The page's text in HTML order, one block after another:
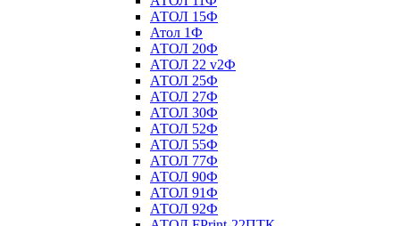
АТОЛ 15Ф
Атол 1Ф
АТОЛ 20Ф
АТОЛ 22 v2Ф
АТОЛ 25Ф
АТОЛ 27Ф
АТОЛ 30Ф
АТОЛ 52Ф
АТОЛ 55Ф
АТОЛ 77Ф
АТОЛ 90Ф
АТОЛ 91Ф
АТОЛ 92Ф